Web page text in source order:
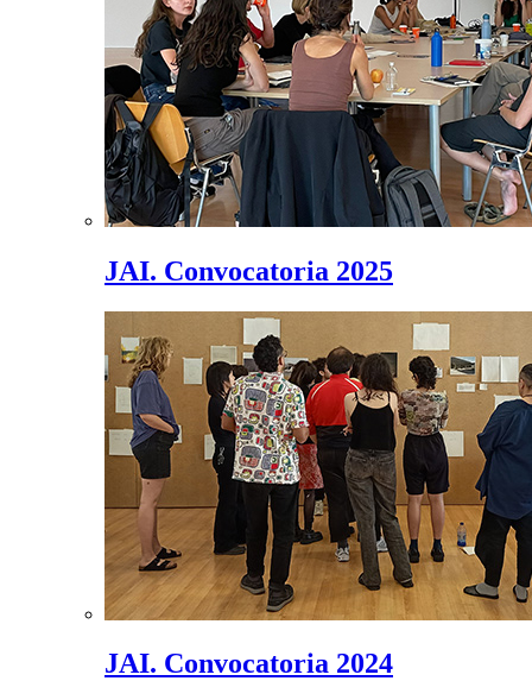
JAI. Convocatoria 2025
JAI. Convocatoria 2024